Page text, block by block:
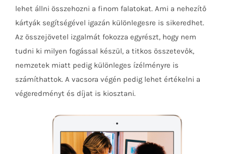
lehet állni összehozni a finom falatokat. Ami a nehezítő
kártyák segítségével igazán különlegesre is sikeredhet.
Az összejövetel izgalmát fokozza egyrészt, hogy nem
tudni ki milyen fogással készül, a titkos összetevők,
nemzetek miatt pedig különleges ízélményre is
számíthattok. A vacsora végén pedig lehet értékelni a
végeredményt és díjat is kiosztani.